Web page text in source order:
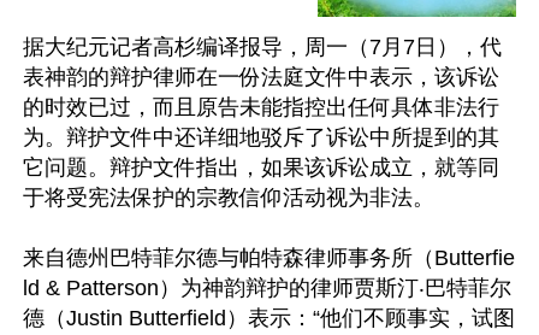
据大纪元记者高杉编译报导，周一（7月7日），代
表神韵的辩护律师在一份法庭文件中表示，该诉讼
的时效已过，而且原告未能指控出任何具体非法行
为。辩护文件中还详细地驳斥了诉讼中所提到的其
它问题。辩护文件指出，如果该诉讼成立，就等同
于将受宪法保护的宗教信仰活动视为非法。
来自德州巴特菲尔德与帕特森律师事务所（Butterfie
ld & Patterson）为神韵辩护的律师贾斯汀‧巴特菲尔
德（Justin Butterfield）表示：“他们不顾事实，试图